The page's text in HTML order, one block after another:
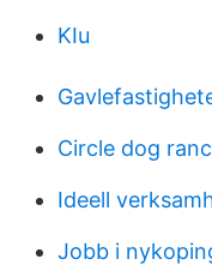
KIu
Circle dog
Ideell
Jobb i